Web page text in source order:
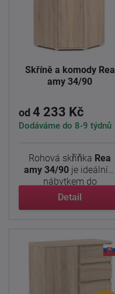
Skříně a komody Rea
amy 34/90
od 4 233 Kč
Dodáváme do 8-9 týdnů
Rohová skříňka Rea
amy 34/90je ideálním
nábytkem do
domácnosti, kam ...
Detail